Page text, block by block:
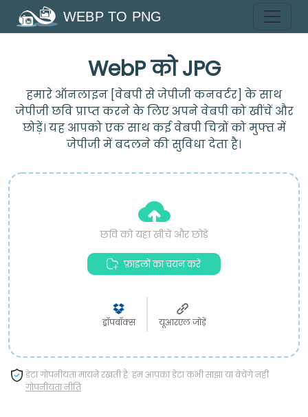
WEBP TO PNG
WebP को JPG
हमारे ऑनलाइन [वेबपी से जेपीजी कनवर्टर] के साथ
जेपीजी छवि प्राप्त करने के लिए अपने वेबपी को खींचें और
छोड़ें। यह आपको एक साथ कई वेबपी चित्रों को मुफ्त में
जेपीजी में बदलने की सुविधा देता है।
छवि को यहां खींचें और छोड़ें
फ़ाइलों का चयन करें
ड्रॉपबॉक्स यूआरएल जोड़ें
डेटा गोपनीयता मायने रखती है: हम आपका डेटा कभी साझा या बेचेंगे नहीं
गोपनीयता नीति